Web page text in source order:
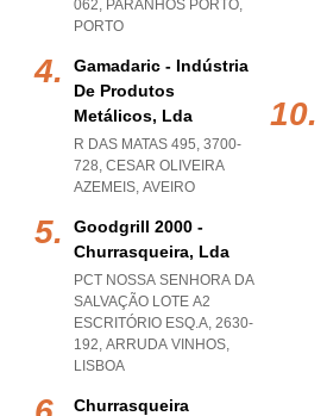
062, PARANHOS PORTO,
PORTO
Gamadaric - Indústria
De Produtos
Metálicos, Lda
R DAS MATAS 495, 3700-
728, CESAR OLIVEIRA
AZEMEIS, AVEIRO
Goodgrill 2000 -
Churrasqueira, Lda
PCT NOSSA SENHORA DA
SALVAÇÃO LOTE A2
ESCRITÓRIO ESQ.A, 2630-
192, ARRUDA VINHOS,
LISBOA
Churrasqueira